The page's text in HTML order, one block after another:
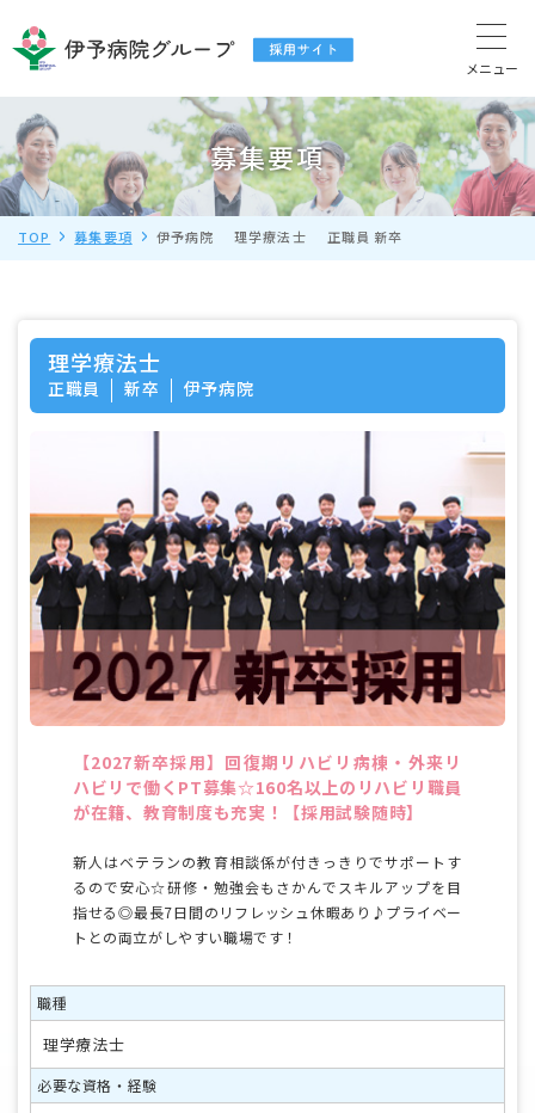
募集要項
TOP 募集要項 伊予病院 理学療法士 正職員 新卒
理学療法士
正職員 新卒 伊予病院
【2027新卒採用】回復期リハビリ病棟・外来リ
ハビリで働くPT募集☆160名以上のリハビリ職員
が在籍、教育制度も充実！【採用試験随時】
新人はベテランの教育相談係が付きっきりでサポートす
るので安心☆研修・勉強会もさかんでスキルアップを目
指せる◎最長7日間のリフレッシュ休暇あり♪プライベー
トとの両立がしやすい職場です！
職種
理学療法士
必要な資格・経験